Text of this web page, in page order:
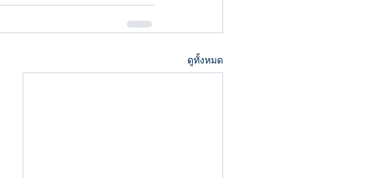
ดูทั้งหมด